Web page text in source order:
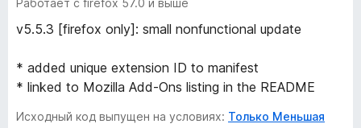
T
w
i
Работает с firefox 57.0 и выше
v5.5.3 [firefox only]: small nonfunctional update
* added unique extension ID to manifest
* linked to Mozilla Add-Ons listing in the README
Исходный код выпущен на условиях: Только Меньшая